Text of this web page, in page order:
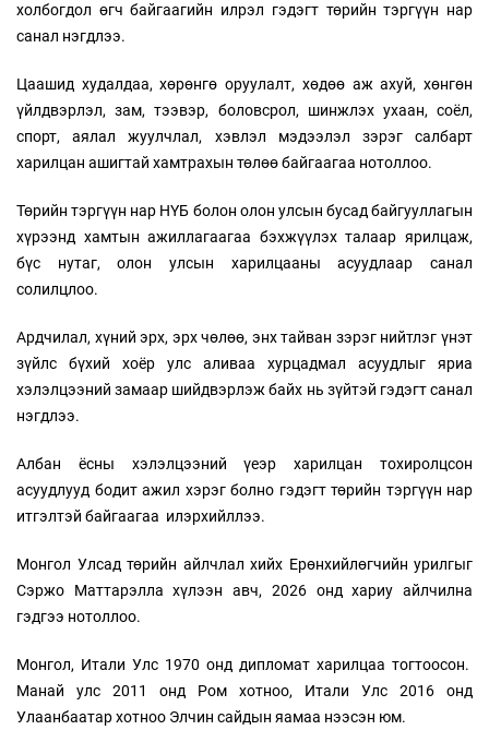
холбогдол өгч байгаагийн илрэл гэдэгт төрийн тэргүүн нар
санал нэгдлээ.
Цаашид худалдаа, хөрөнгө оруулалт, хөдөө аж ахуй, хөнгөн
үйлдвэрлэл, зам, тээвэр, боловсрол, шинжлэх ухаан, соёл,
спорт, аялал жуулчлал, хэвлэл мэдээлэл зэрэг салбарт
харилцан ашигтай хамтрахын төлөө байгаагаа нотоллоо.
Төрийн тэргүүн нар НҮБ болон олон улсын бусад байгууллагын
хүрээнд хамтын ажиллагаагаа бэхжүүлэх талаар ярилцаж,
бүс нутаг, олон улсын харилцааны асуудлаар санал
солилцлоо.
Ардчилал, хүний эрх, эрх чөлөө, энх тайван зэрэг нийтлэг үнэт
зүйлс бүхий хоёр улс аливаа хурцадмал асуудлыг яриа
хэлэлцээний замаар шийдвэрлэж байх нь зүйтэй гэдэгт санал
нэгдлээ.
Албан ёсны хэлэлцээний үеэр харилцан тохиролцсон
асуудлууд бодит ажил хэрэг болно гэдэгт төрийн тэргүүн нар
итгэлтэй байгаагаа илэрхийллээ.
Монгол Улсад төрийн айлчлал хийх Ерөнхийлөгчийн урилгыг
Сэржо Маттарэлла хүлээн авч, 2026 онд хариу айлчилна
гэдгээ нотоллоо.
Монгол, Итали Улс 1970 онд дипломат харилцаа тогтоосон.
Манай улс 2011 онд Ром хотноо, Итали Улс 2016 онд
Улаанбаатар хотноо Элчин сайдын яамаа нээсэн юм.